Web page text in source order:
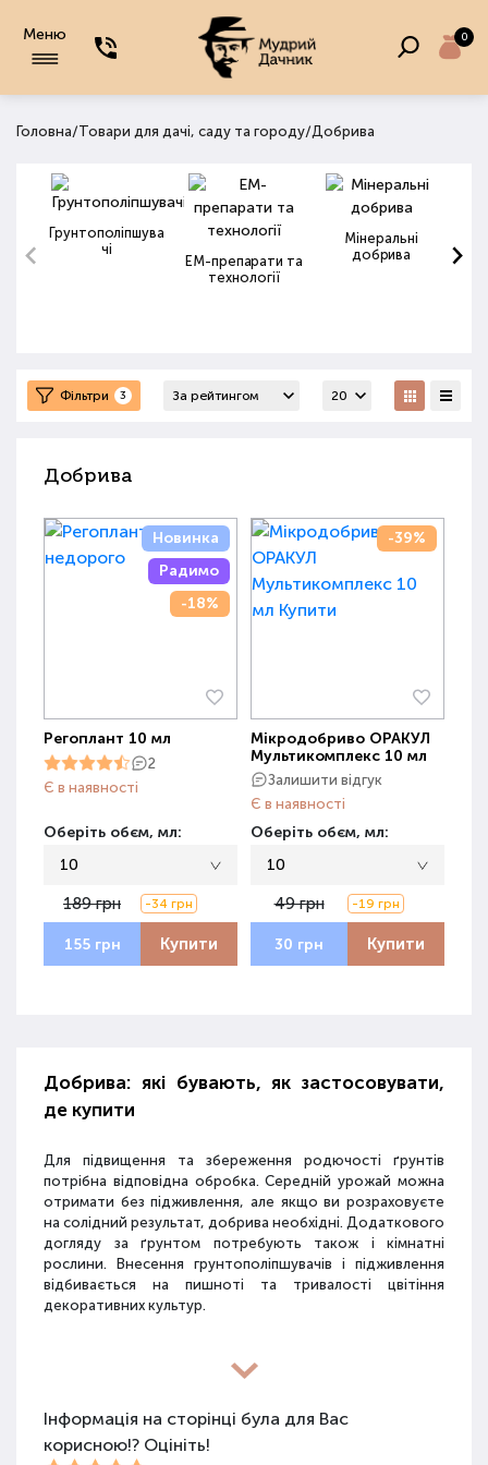
Меню 0
Головна/Товари для дачі, саду та городу/Добрива
Грунтополіпшува
чі
ЕМ-препарати та
технології
Мінеральні
добрива
Фільтри 3
Добрива
Новинка
Радимо
-18%
Регоплант 10 мл
2
Є в наявності
Оберіть обєм, мл:
10
189 грн -34 грн
155 грн Купити
-39%
Мікродобриво ОРАКУЛ
Мультикомплекс 10 мл
Залишити відгук
Є в наявності
Оберіть обєм, мл:
10
49 грн -19 грн
30 грн Купити
Добрива: які бувають, як застосовувати,
де купити
Для підвищення та збереження родючості ґрунтів
потрібна відповідна обробка. Середній урожай можна
отримати без підживлення, але якщо ви розраховуєте
на солідний результат, добрива необхідні. Додаткового
догляду за ґрунтом потребують також і кімнатні
рослини. Внесення грунтополіпшувачів і підживлення
відбивається на пишноті та тривалості цвітіння
декоративних культур.
Різновиди засобів для покращення
Для покращення поживних якостей ґрунту
Інформація на сторінці була для Вас
корисною!? Оцініть!